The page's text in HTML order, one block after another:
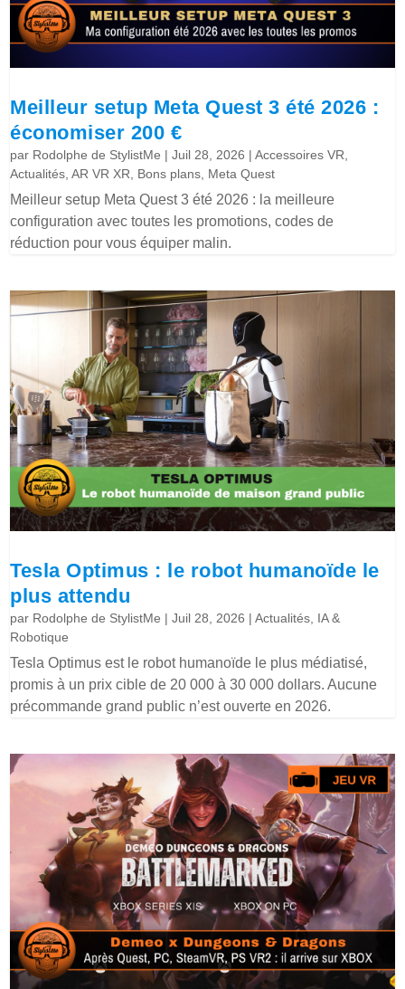
Meilleur setup Meta Quest 3 été 2026 :
économiser 200 €
par Rodolphe de StylistMe |Juil 28, 2026 |Accessoires VR
Actualités ,AR VR XR Bons plans Meta Quest
Meilleur setup Meta Quest 3 été 2026 : la meilleure
configuration avec toutes les promotions, codes de
réduction pour vous équiper malin.
Tesla Optimus : le robot humanoïde le
plus attendu
par Rodolphe de StylistMe |Juil 28, 2026 |Actualités IA &
Robotique
Tesla Optimus est le robot humanoïde le plus médiatisé,
promis à un prix cible de 20 000 à 30 000 dollars. Aucune
précommande grand public n’est ouverte en 2026.